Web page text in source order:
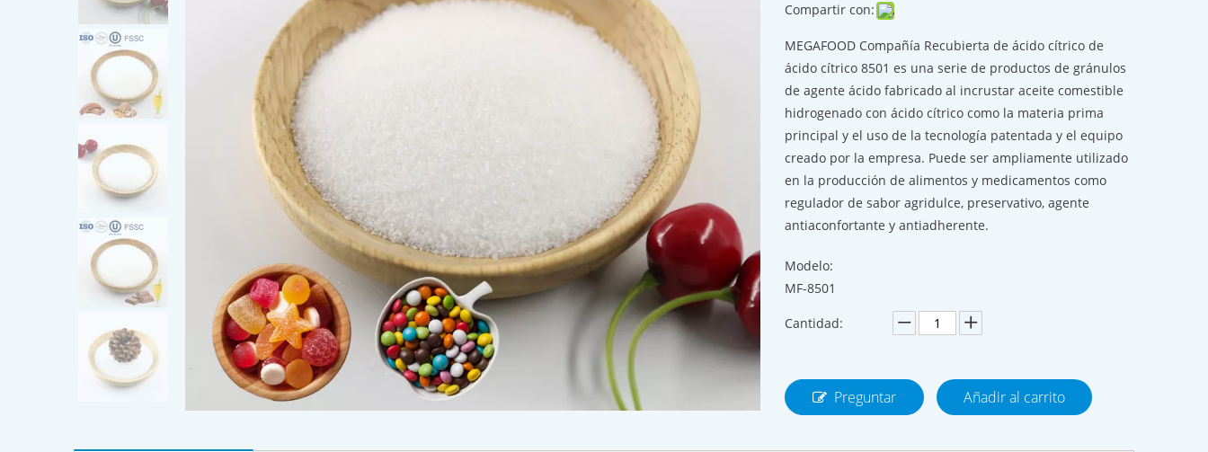
Compartir con:
MEGAFOOD Compañía Recubierta de ácido cítrico de
ácido cítrico 8501 es una serie de productos de gránulos
de agente ácido fabricado al incrustar aceite comestible
hidrogenado con ácido cítrico como la materia prima
principal y el uso de la tecnología patentada y el equipo
creado por la empresa. Puede ser ampliamente utilizado
en la producción de alimentos y medicamentos como
regulador de sabor agridulce, preservativo, agente
antiaconfortante y antiadherente.
Modelo:
MF-8501
Cantidad:
Preguntar Añadir al carrito